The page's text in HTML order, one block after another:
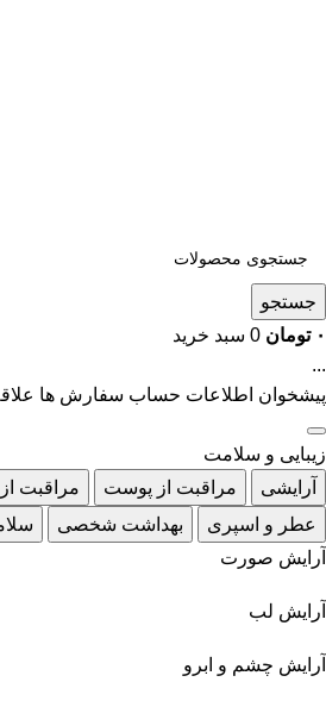
جستجو
۰ تومان 0 سبد خرید
...
پیشخوان اطلاعات حساب سفارش ها
زیبایی و سلامت
آرایشی
مراقبت از پوست مراقبت
عطر و اسپری
بهداشت شخصی
آرایش صورت
آرایش لب
آرایش چشم و ابرو